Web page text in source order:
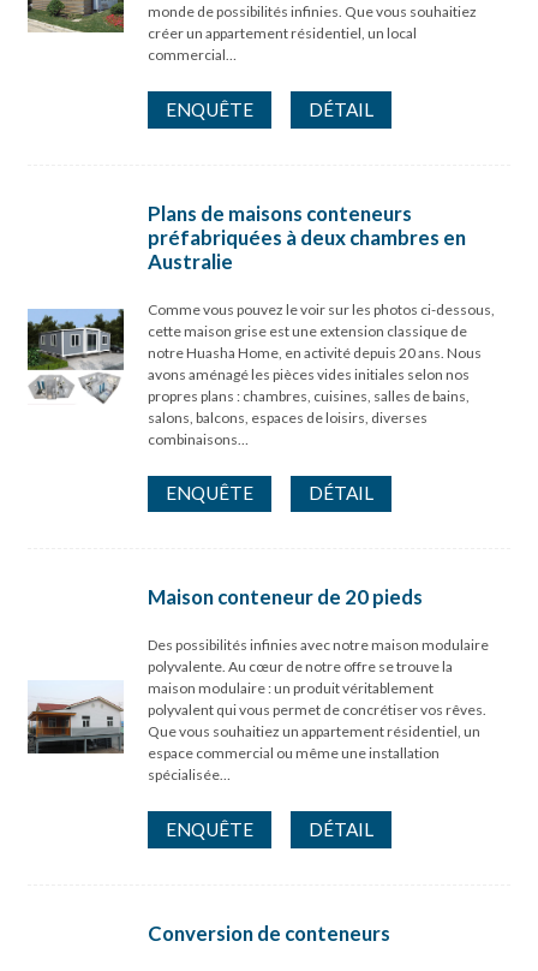
monde de possibilités infinies. Que vous souhaitiez
créer un appartement résidentiel, un local
commercial…
ENQUÊTE DÉTAIL
Plans de maisons conteneurs
préfabriquées à deux chambres en
Australie
Comme vous pouvez le voir sur les photos ci-dessous,
cette maison grise est une extension classique de
notre Huasha Home, en activité depuis 20 ans. Nous
avons aménagé les pièces vides initiales selon nos
propres plans : chambres, cuisines, salles de bains,
salons, balcons, espaces de loisirs, diverses
combinaisons…
ENQUÊTE DÉTAIL
Maison conteneur de 20 pieds
Des possibilités infinies avec notre maison modulaire
polyvalente. Au cœur de notre offre se trouve la
maison modulaire : un produit véritablement
polyvalent qui vous permet de concrétiser vos rêves.
Que vous souhaitiez un appartement résidentiel, un
espace commercial ou même une installation
spécialisée…
ENQUÊTE DÉTAIL
Conversion de conteneurs